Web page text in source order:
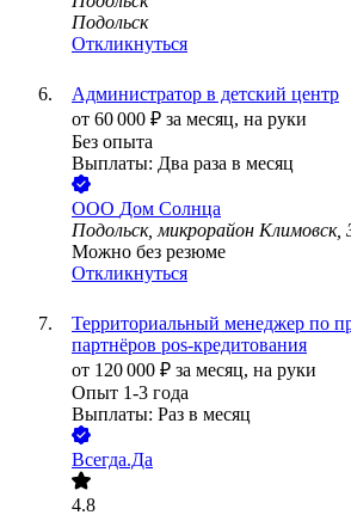
Подольск
Откликнуться
Администратор в детский центр
от 60 000 ₽ за месяц, на руки
Без опыта
Выплаты: Два раза в месяц
ООО Дом Солнца
Подольск, микрорайон Климовск,
Можно без резюме
Откликнуться
Территориальный менеджер по
партнёров pos-кредитования
от 120 000 ₽ за месяц, на руки
Опыт 1-3 года
Выплаты: Раз в месяц
Всегда.Да
4.8